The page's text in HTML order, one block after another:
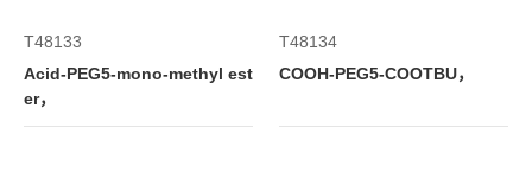
T48133
Acid-PEG5-mono-methyl est
er，
T48134
COOH-PEG5-COOTBU，